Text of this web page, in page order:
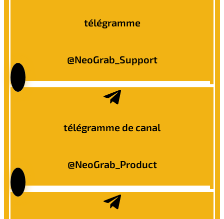
télégramme
@NeoGrab_Support
télégramme de canal
@NeoGrab_Product